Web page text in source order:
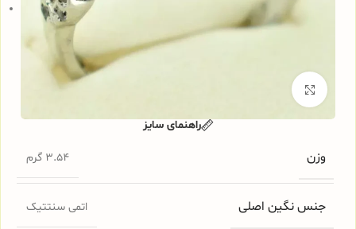
برای بزرگنمایی کلیک کنید
وزن 3.54 گرم
جنس نگین اصلی اتمی سنتتیک
راهنمای سایز